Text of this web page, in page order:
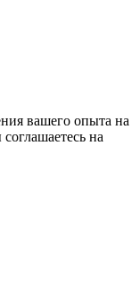
вашего опыта на
на